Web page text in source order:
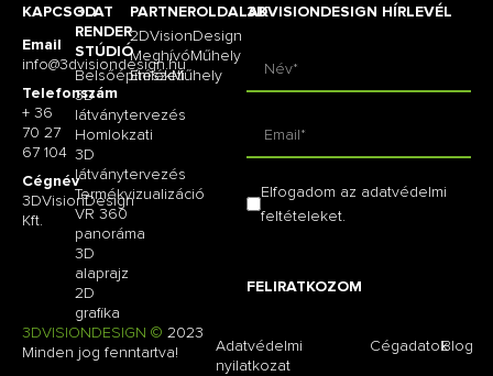
KAPCSOLAT
Email
info@3dvisiondesign.hu
Telefonszám
+ 36
70 27
67 104
Cégnév
3DVisionDesign
Kft.
3D
RENDER
STÚDIÓ
Belsőépítészeti
3D
látványtervezés
Homlokzati
3D
látványtervezés
Termékvizualizáció
VR 360
panoráma
3D
alaprajz
2D
grafika
PARTNEROLDALAK
2DVisionDesign
MeghívóMűhely
EmlékMűhely
3DVISIONDESIGN HÍRLEVÉL
Elfogadom az adatvédelmi
feltételeket.
FELIRATKOZOM
3DVISIONDESIGN © 2023
Minden jog fenntartva!
Adatvédelmi
nyilatkozat
CégadatokBlog